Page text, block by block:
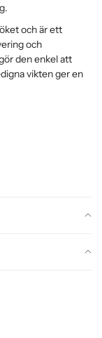
och är ett
och
den enkel att
vikten ger en